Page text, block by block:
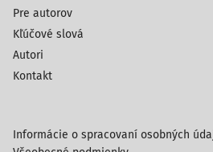
Pre autorov
Kľúčové slová
Autori
Kontakt
Informácie o spracovaní osobných